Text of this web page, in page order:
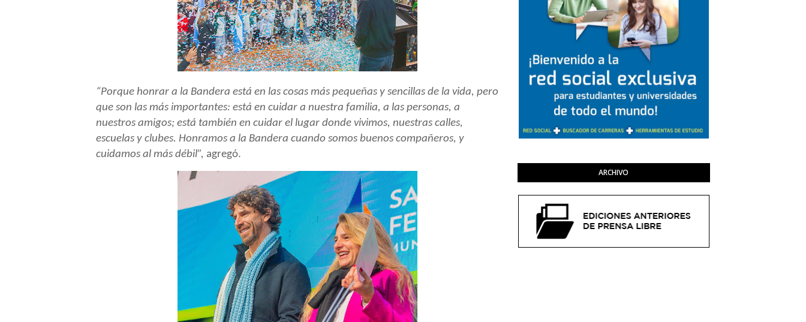
“Porque honrar a la Bandera está en las cosas más pequeñas y sencillas de la vida, pero
que son las más importantes: está en cuidar a nuestra familia, a las personas, a
nuestros amigos; está también en cuidar el lugar donde vivimos, nuestras calles,
escuelas y clubes. Honramos a la Bandera cuando somos buenos compañeros, y
cuidamos al más débil”, agregó.
ARCHIVO